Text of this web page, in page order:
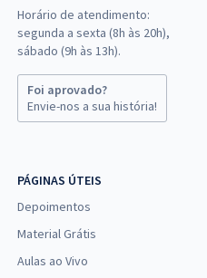
Horário de atendimento:
segunda a sexta (8h às 20h),
sábado (9h às 13h).
Foi aprovado?
Envie-nos a sua história!
PÁGINAS ÚTEIS
Depoimentos
Material Grátis
Aulas ao Vivo